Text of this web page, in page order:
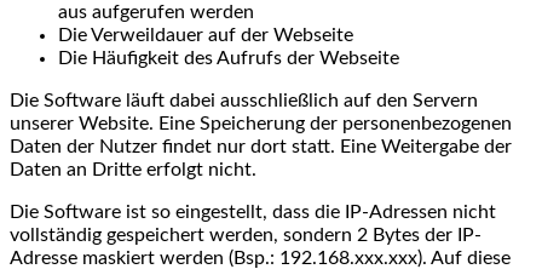
aus aufgerufen werden
Die Verweildauer auf der Webseite
Die Häufigkeit des Aufrufs der Webseite
Die Software läuft dabei ausschließlich auf den Servern
unserer Website. Eine Speicherung der personenbezogenen
Daten der Nutzer findet nur dort statt. Eine Weitergabe der
Daten an Dritte erfolgt nicht.
Die Software ist so eingestellt, dass die IP-Adressen nicht
vollständig gespeichert werden, sondern 2 Bytes der IP-
Adresse maskiert werden (Bsp.: 192.168.xxx.xxx). Auf diese